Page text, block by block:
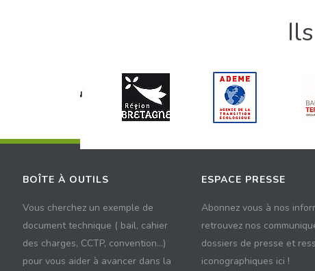
BOÎTE À OUTILS
Vous cherchez un exemple de
document technique ( bail, cahier
des charges, CCTP, convention...)
pour vous aider à avancer dans la
ESPACE PRESSE
Abonnez vous à nos
retrouvez nos
dossiers de presse et
iconographiques ici !